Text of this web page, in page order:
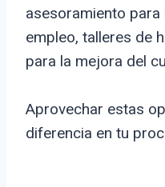
asesoramiento
empleo, talleres de
para la mejora del
Aprovechar estas
diferencia en tu